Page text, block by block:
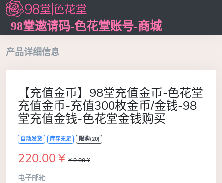
98堂邀请码-色花堂账号-商城
产品详细信息
【充值金币】98堂充值金币-色花堂
充值金币-充值300枚金币/金钱-98
堂充值金钱-色花堂金钱购买
自动发货 库存充足 限购(20)
220.00 ¥ ¥ 0.00 ¥
电子邮箱